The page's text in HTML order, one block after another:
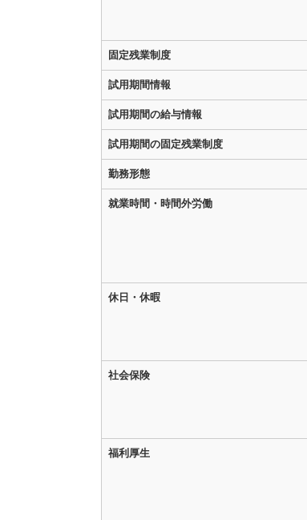
固定残業制度
試用期間情報
試用期間の給与情報
試用期間の固定残業制度
勤務形態
就業時間・時間外労働
休日・休暇
社会保険
福利厚生